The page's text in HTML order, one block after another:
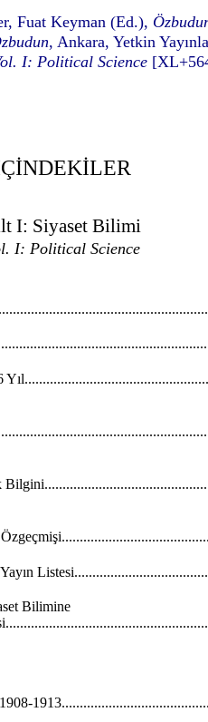
Fuat Keyman (Ed.),
, Ankara, Yetkin
I: Political Science
I: Siyaset Bilimi
I: Political Science
Bilimine